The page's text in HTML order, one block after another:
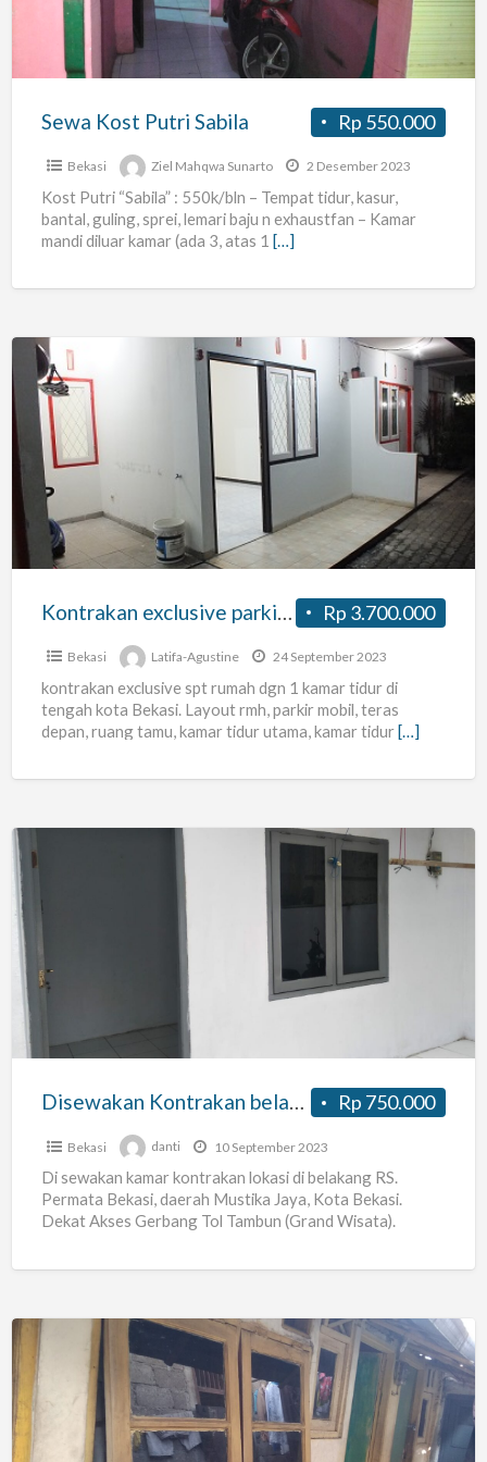
Rp 550.000
Sewa Kost Putri Sabila
Bekasi Ziel Mahqwa Sunarto 2 Desember 2023
Kost Putri “Sabila” : 550k/bln – Tempat tidur, kasur,
bantal, guling, sprei, lemari baju n exhaustfan – Kamar
mandi diluar kamar (ada 3, atas 1 […]
Kontrakan
exclusive
parkir
mobil
di
Kota
Bekasi
Rp 3.700.000
Kontrakan exclusive parkir mobil di Kota Bekasi
Bekasi Latifa-Agustine 24 September 2023
kontrakan exclusive spt rumah dgn 1 kamar tidur di
tengah kota Bekasi. Layout rmh, parkir mobil, teras
depan, ruang tamu, kamar tidur utama, kamar tidur[…]
Disewakan
Kontrakan
belakang
RS.
Permata
Bekasi
(Mustika
Rp 750.000
Disewakan Kontrakan belakang RS. Permata Bekasi (Mustika Jaya) – 2
Bekasi danti 10 September 2023
Di sewakan kamar kontrakan lokasi di belakang RS.
Permata Bekasi, daerah Mustika Jaya, Kota Bekasi.
Dekat Akses Gerbang Tol Tambun (Grand Wisata).
Kost
Kontrakan
Termurah